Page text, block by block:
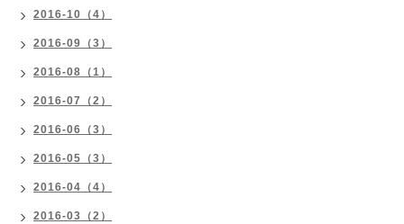
2016-10（4）
2016-09（3）
2016-08（1）
2016-07（2）
2016-06（3）
2016-05（3）
2016-04（4）
2016-03（2）